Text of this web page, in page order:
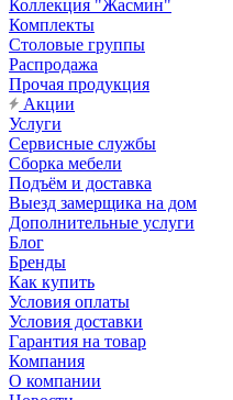
Коллекция "Жасмин"
Комплекты
Столовые группы
Распродажа
Прочая продукция
Акции
Услуги
Сервисные службы
Сборка мебели
Подъём и доставка
Выезд замерщика на дом
Дополнительные услуги
Блог
Бренды
Как купить
Условия оплаты
Условия доставки
Гарантия на товар
Компания
О компании